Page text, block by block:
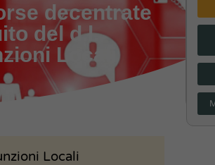
decentrate
del d.l.
Locali
Locali